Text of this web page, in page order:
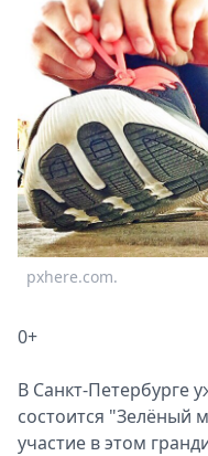
Выставки
Пресс-
релизы
О
Metro
Стримы
Звезды
Выборы
2026
pxhere.com.
0+
В Санкт-Петербурге
состоится "Зелёный
участие в этом